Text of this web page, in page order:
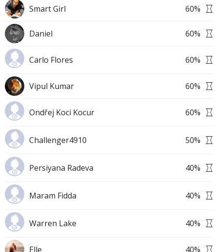
Smart Girl 60%
Daniel 60%
Carlo Flores 60%
Vipul Kumar 60%
Ondřej Koci Kocur 60%
Challenger4910 50%
Persiyana Radeva 40%
Maram Fidda 40%
Warren Lake 40%
Elle 40%